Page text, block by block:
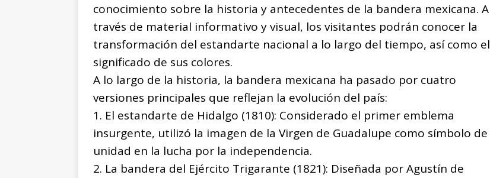
conocimiento sobre la historia y antecedentes de la bandera mexicana. A
través de material informativo y visual, los visitantes podrán conocer la
transformación del estandarte nacional a lo largo del tiempo, así como el
significado de sus colores.
A lo largo de la historia, la bandera mexicana ha pasado por cuatro
versiones principales que reflejan la evolución del país:
1. El estandarte de Hidalgo (1810): Considerado el primer emblema
insurgente, utilizó la imagen de la Virgen de Guadalupe como símbolo de
unidad en la lucha por la independencia.
2. La bandera del Ejército Trigarante (1821): Diseñada por Agustín de